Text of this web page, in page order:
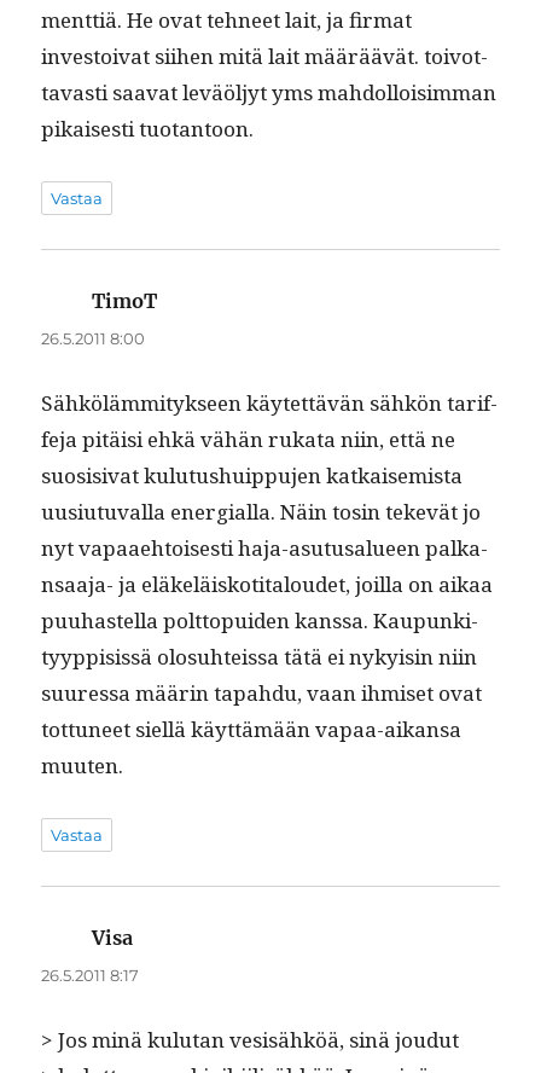
ment­tiä. He ovat tehneet lait, ja fir­mat
investoi­vat siihen mitä lait määräävät. toiv­ot­
tavasti saa­vat lev­äöljyt yms mah­dol­loisim­man
pikaises­ti tuotantoon.
Vastaa
TimoT
26.5.2011 8:00
Sähköläm­mi­tyk­seen käytet­tävän sähkön tar­if­
fe­ja pitäisi ehkä vähän ruka­ta niin, että ne
suo­si­si­vat kulu­tushuip­pu­jen katkaisemista
uusi­u­tu­val­la ener­gial­la. Näin tosin tekevät jo
nyt vapaae­htois­es­ti haja-asu­tusalueen palka­
nsaa­ja- ja eläkeläiskoti­taloudet, joil­la on aikaa
puuhastel­la polt­topuiden kanssa. Kaupunki­
tyyp­pi­sis­sä olo­suhteis­sa tätä ei nyky­isin niin
suures­sa määrin tapah­du, vaan ihmiset ovat
tot­tuneet siel­lä käyt­tämään vapaa-aikansa
muuten.
Vastaa
Visa
26.5.2011 8:17
> Jos minä kulu­tan vesisähköä, sinä joudut